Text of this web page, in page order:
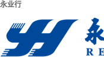
永业行